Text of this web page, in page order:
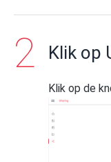
Klik op
Klik op de